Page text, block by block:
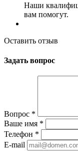
Наши
вам помогут.
Оставить отзыв
Задать вопрос
Вопрос *
Ваше имя *
Телефон *
E-mail